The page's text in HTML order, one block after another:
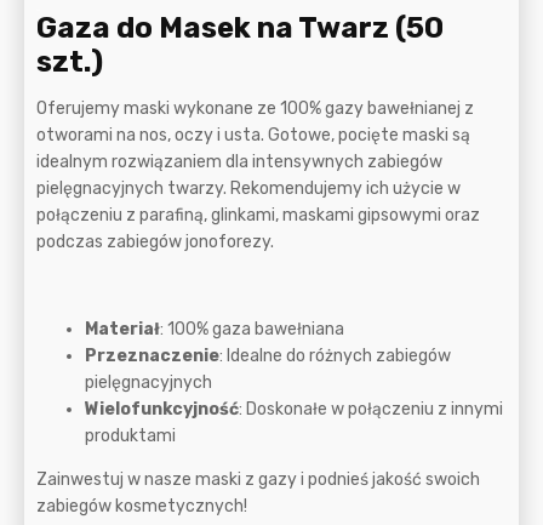
Gaza do Masek na Twarz (50
szt.)
Oferujemy maski wykonane ze 100% gazy bawełnianej z
otworami na nos, oczy i usta. Gotowe, pocięte maski są
idealnym rozwiązaniem dla intensywnych zabiegów
pielęgnacyjnych twarzy. Rekomendujemy ich użycie w
połączeniu z parafiną, glinkami, maskami gipsowymi oraz
podczas zabiegów jonoforezy.
Materiał: 100% gaza bawełniana
Przeznaczenie: Idealne do różnych zabiegów
pielęgnacyjnych
Wielofunkcyjność: Doskonałe w połączeniu z innymi
produktami
Zainwestuj w nasze maski z gazy i podnieś jakość swoich
zabiegów kosmetycznych!